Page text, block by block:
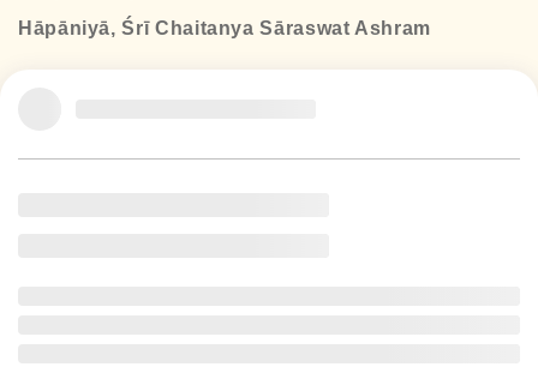
Hāpāniyā, Śrī Chaitanya Sāraswat Ashram